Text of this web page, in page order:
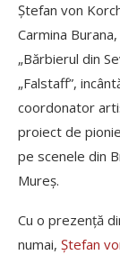
Ştefan von
Carmina
„Bărbierul din
„Falstaff”,
coordonator
proiect de
pe scenele din
Mureş.
Cu o prezenţă
numai, Ştefan